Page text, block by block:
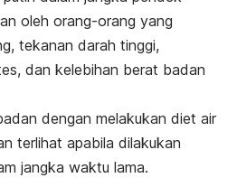
oleh orang-orang yang
tekanan darah tinggi,
dan kelebihan berat badan
dengan melakukan diet air
terlihat apabila dilakukan
jangka waktu lama.